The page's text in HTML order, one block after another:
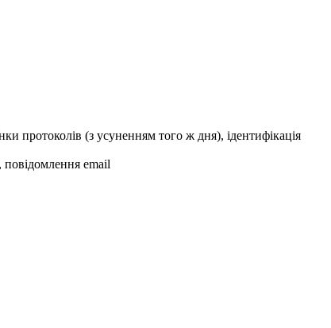
протоколів (з усуненням того ж дня), ідентифікація
повідомлення email